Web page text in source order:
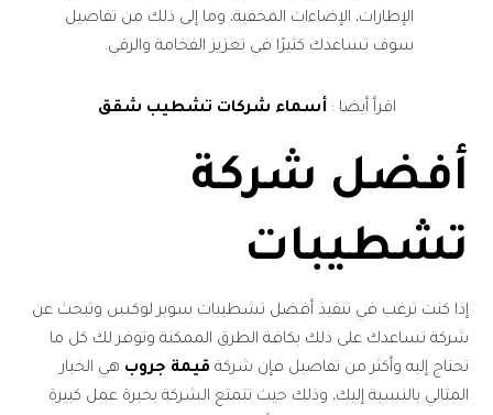
الإطارات، الإضاءات المخفية، وما إلى ذلك من تفاصيل
سوف تساعدك كثيرًا في تعزيز الفخامة والرقي.
اقرأ أيضا : أسماء شركات تشطيب شقق
أفضل شركة
تشطيبات
إذا كنت ترغب في تنفيذ أفضل تشطيبات سوبر لوكس وتبحث عن
شركة تساعدك على ذلك بكافة الطرق الممكنة وتوفر لك كل ما
تحتاج إليه وأكثر من تفاصيل فإن شركة قيمة جروب هي الخيار
المثالي بالنسبة إليك، وذلك حيث تتمتع الشركة بخبرة عمل كبيرة